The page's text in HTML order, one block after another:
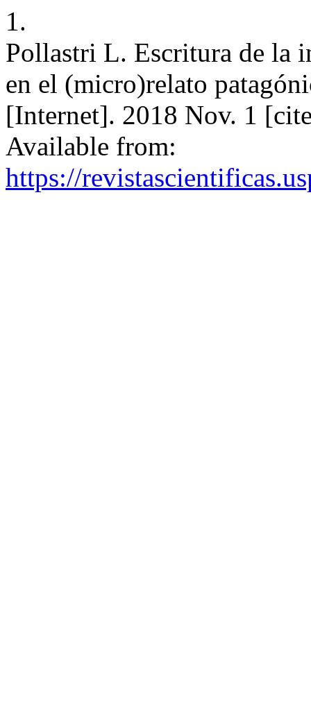
1.
Pollastri L. Escritura de la
en el (micro)relato
[Internet]. 2018 Nov. 1
Available from:
https://